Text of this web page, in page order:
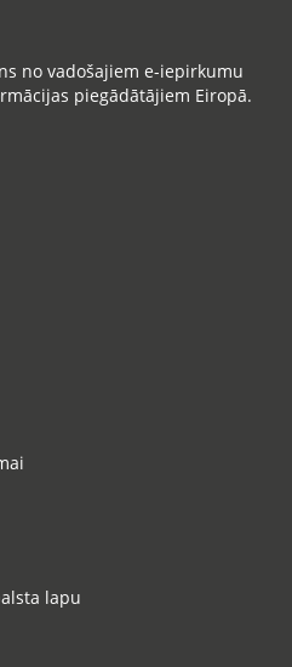
no vadošajiem e-iepirkumu
piegādātājiem Eiropā.
lapu